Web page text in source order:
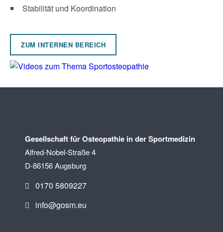
Stabilität und Koordination
ZUM INTERNEN BEREICH
Gesellschaft für Osteopathie in der Sportmedizin
Alfred-Nobel-Straße 4
D-86156 Augsburg
0170 5809227
info@gosm.eu